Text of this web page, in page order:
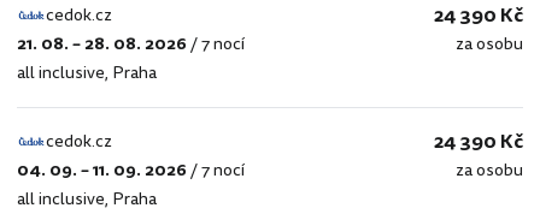
cedok.cz
cedok.cz
21. 08. – 28. 08. 2026/7 nocí
all inclusive, Praha
24 390 Kč
za osobu
cedok.cz
cedok.cz
04. 09. – 11. 09. 2026/7 nocí
all inclusive, Praha
24 390 Kč
za osobu